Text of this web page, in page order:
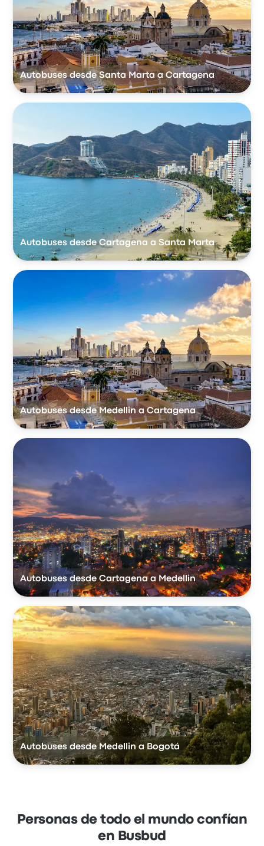
Autobuses desde Santa Marta a Cartagena
Autobuses desde Cartagena a Santa Marta
Autobuses desde Medellin a Cartagena
Autobuses desde Cartagena a Medellin
Autobuses desde Medellin a Bogotá
Personas de todo el mundo confían
en Busbud